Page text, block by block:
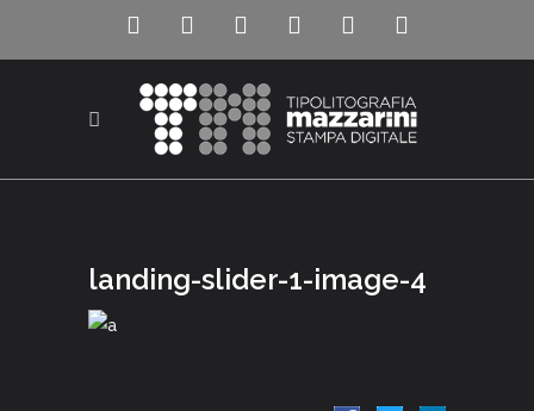
landing-slider-1-image-4